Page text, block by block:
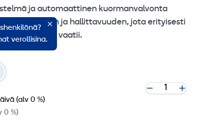
ja automaattinen kuormanvalvonta
vakauden ja hallittavuuden, jota erityisesti
työskentely vaatii.
verollisina.
(alv 0 %)
0 %)